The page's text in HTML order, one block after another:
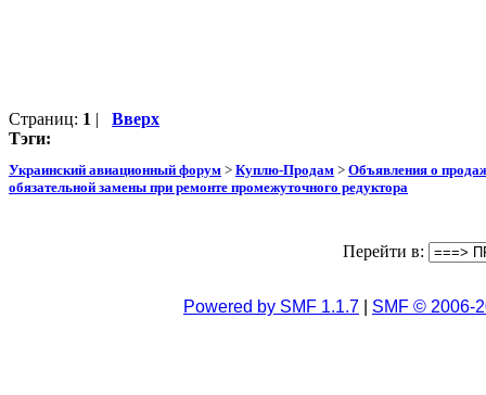
Страниц: 1 | Вверх
Тэги:
Украинский авиационный форум > Куплю-Продам > Объявления о
обязательной замены при ремонте промежуточного редуктора
Перейти в:
Powered by SMF 1.1.7 SMF © 2006-